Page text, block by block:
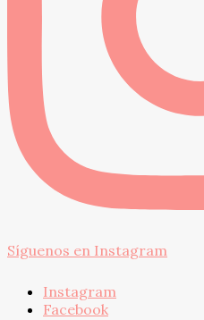
Síguenos en Instagram
Instagram
Facebook